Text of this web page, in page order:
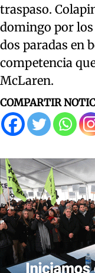
traspaso.
domingo por
dos paradas en
competencia
McLaren.
COMPARTIR